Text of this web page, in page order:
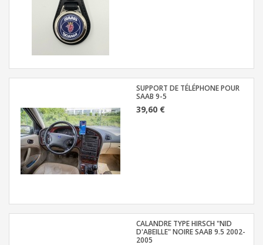
SUPPORT DE TÉLÉPHONE POUR
SAAB 9-5
39,60 €
CALANDRE TYPE HIRSCH "NID
D'ABEILLE" NOIRE SAAB 9.5 2002-
2005